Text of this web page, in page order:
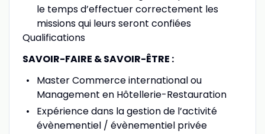
le temps d’effectuer correctement les
missions qui leurs seront confiées
Qualifications
SAVOIR-FAIRE & SAVOIR-ÊTRE :
Master Commerce international ou
Management en Hôtellerie-Restauration
Expérience dans la gestion de l’activité
évènementiel / évènementiel privée